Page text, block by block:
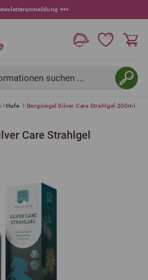
+++
suchen ...
Hufe Bergsiegel Silver Care Strahlgel 200ml
Care Strahlgel